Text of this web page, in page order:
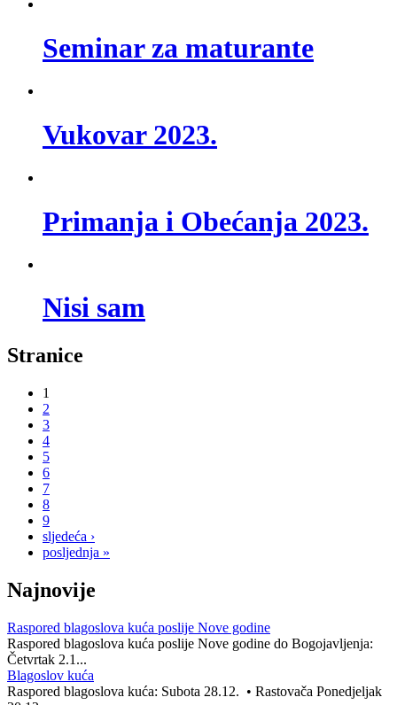
Seminar za maturante
Vukovar 2023.
Primanja i Obećanja 2023.
Nisi sam
Stranice
1
2
3
4
5
6
7
8
9
sljedeća ›
posljednja »
Najnovije
Raspored blagoslova kuća poslije Nove godine
Raspored blagoslova kuća poslije Nove godine do Bogojavljenja:
Četvrtak 2.1...
Blagoslov kuća
Raspored blagoslova kuća: Subota 28.12. • Rastovača Ponedjeljak